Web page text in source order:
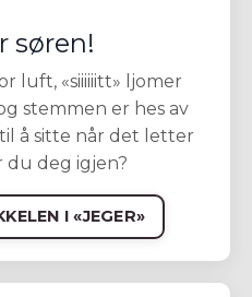
søren!
luft, «siiiiiitt» ljomer
stemmen er hes av
å sitte når det letter
du deg igjen?
I «JEGER»